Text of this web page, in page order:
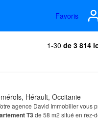
Favoris
1-30 de 3 814
Hérault, Occitanie
agence David Immobilier vous
T3de 58 m2 situé en rez-